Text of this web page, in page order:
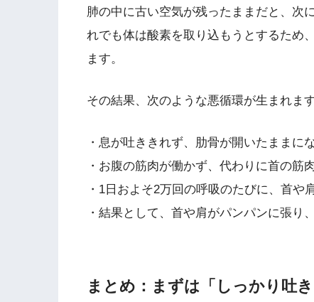
肺の中に古い空気が残ったままだと、次
れでも体は酸素を取り込もうとするため
ます。
その結果、次のような悪循環が生まれます
・息が吐ききれず、肋骨が開いたままに
・お腹の筋肉が働かず、代わりに首の筋
・1日およそ2万回の呼吸のたびに、首や
・結果として、首や肩がパンパンに張り
まとめ：まずは「しっかり吐